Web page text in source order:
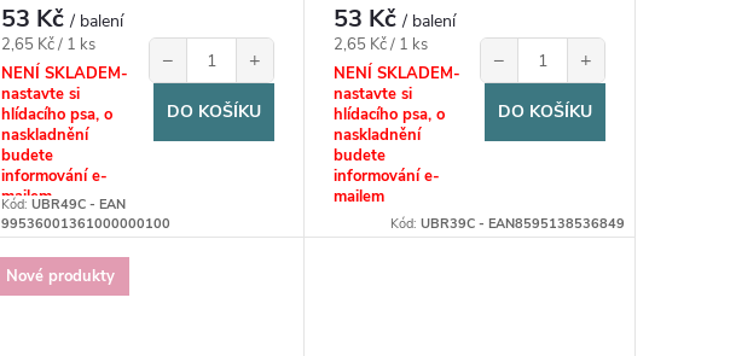
53 Kč/ balení
Měrná
cena:
2,65 Kč / 1 ks
NENÍ SKLADEM-
nastavte si
hlídacího psa, o
naskladnění
budete
informování e-
mailem
− +
DO KOŠÍKU
Kód:UBR49C - EAN
99536001361000000100
53 Kč/ balení
Měrná
cena:
2,65 Kč / 1 ks
NENÍ SKLADEM-
nastavte si
hlídacího psa, o
naskladnění
budete
informování e-
mailem
− +
DO KOŠÍKU
Kód: UBR39C - EAN8595138536849
Nové produkty